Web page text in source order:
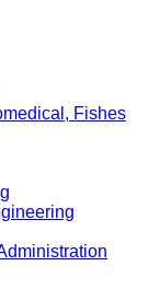
Fishes